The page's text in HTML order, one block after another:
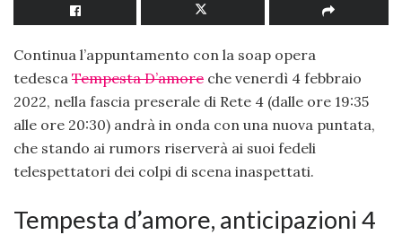
Continua l’appuntamento con la soap opera
tedesca Tempesta D’amore che venerdì 4 febbraio
2022, nella fascia preserale di Rete 4 (dalle ore 19:35
alle ore 20:30) andrà in onda con una nuova puntata,
che stando ai rumors riserverà ai suoi fedeli
telespettatori dei colpi di scena inaspettati.
Tempesta d’amore, anticipazioni 4